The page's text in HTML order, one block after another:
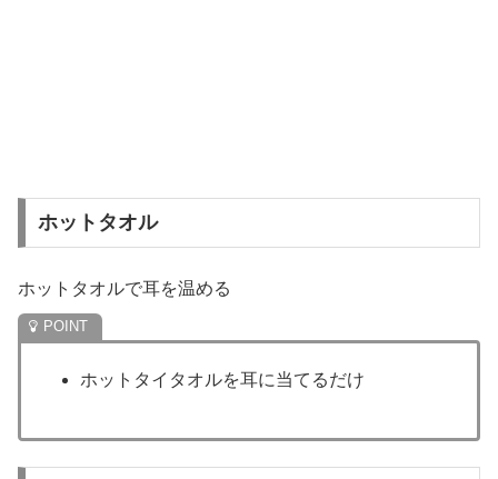
ホットタオル
ホットタオルで耳を温める
ホットタイタオルを耳に当てるだけ